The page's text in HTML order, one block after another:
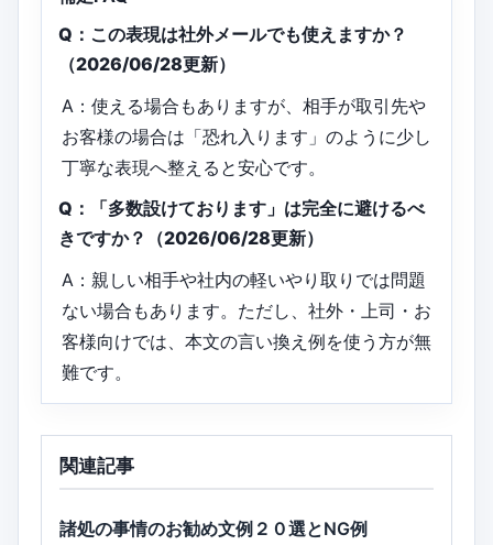
Q：この表現は社外メールでも使えますか？
（2026/06/28更新）
A：使える場合もありますが、相手が取引先や
お客様の場合は「恐れ入ります」のように少し
丁寧な表現へ整えると安心です。
Q：「多数設けております」は完全に避けるべ
きですか？（2026/06/28更新）
A：親しい相手や社内の軽いやり取りでは問題
ない場合もあります。ただし、社外・上司・お
客様向けでは、本文の言い換え例を使う方が無
難です。
関連記事
諸処の事情のお勧め文例２０選とNG例